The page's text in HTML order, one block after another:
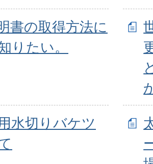
書の取得方法に
りたい。
水切りバケツ